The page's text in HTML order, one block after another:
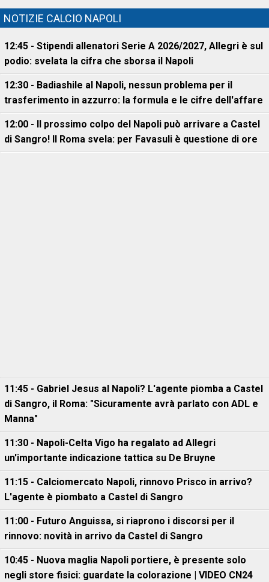
NOTIZIE CALCIO NAPOLI
12:45 - Stipendi allenatori Serie A 2026/2027, Allegri è sul
podio: svelata la cifra che sborsa il Napoli
12:30 - Badiashile al Napoli, nessun problema per il
trasferimento in azzurro: la formula e le cifre dell'affare
12:00 - Il prossimo colpo del Napoli può arrivare a Castel
di Sangro! Il Roma svela: per Favasuli è questione di ore
11:45 - Gabriel Jesus al Napoli? L'agente piomba a Castel
di Sangro, il Roma: "Sicuramente avrà parlato con ADL e
Manna"
11:30 - Napoli-Celta Vigo ha regalato ad Allegri
un'importante indicazione tattica su De Bruyne
11:15 - Calciomercato Napoli, rinnovo Prisco in arrivo?
L'agente è piombato a Castel di Sangro
11:00 - Futuro Anguissa, si riaprono i discorsi per il
rinnovo: novità in arrivo da Castel di Sangro
10:45 - Nuova maglia Napoli portiere, è presente solo
negli store fisici: guardate la colorazione | VIDEO CN24